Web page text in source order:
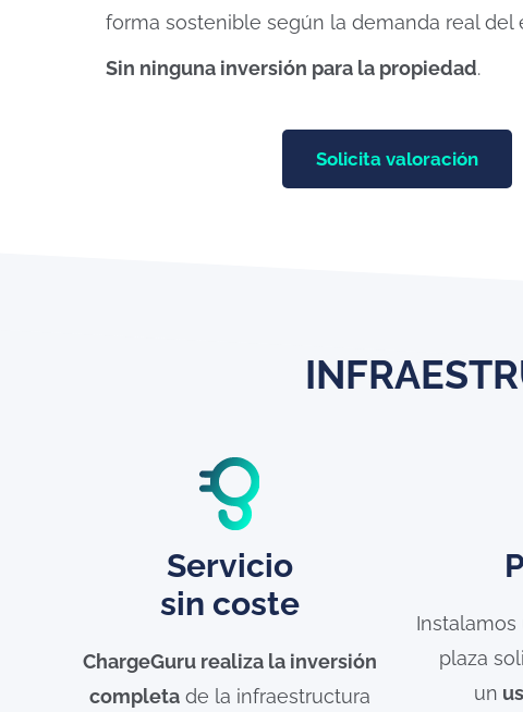
forma sostenible según la demanda real del
Sin ninguna inversión para la propiedad.
Solicita valoración
Servicio
sin coste
ChargeGuru realiza la inversión
completade la infraestructura
Instalamos
plaza
un